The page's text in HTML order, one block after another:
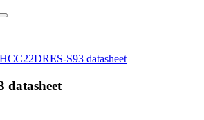
HCC22DRES-S93 datasheet
datasheet